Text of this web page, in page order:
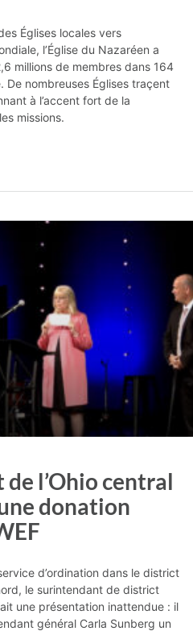
Églises locales vers
l’Église du Nazaréen a
millions de membres dans 164
De nombreuses Églises traçent
à l’accent fort de la
missions.
l’Ohio central
donation
d’ordination dans le district
le surintendant de district
une présentation inattendue : il
général Carla Sunberg un